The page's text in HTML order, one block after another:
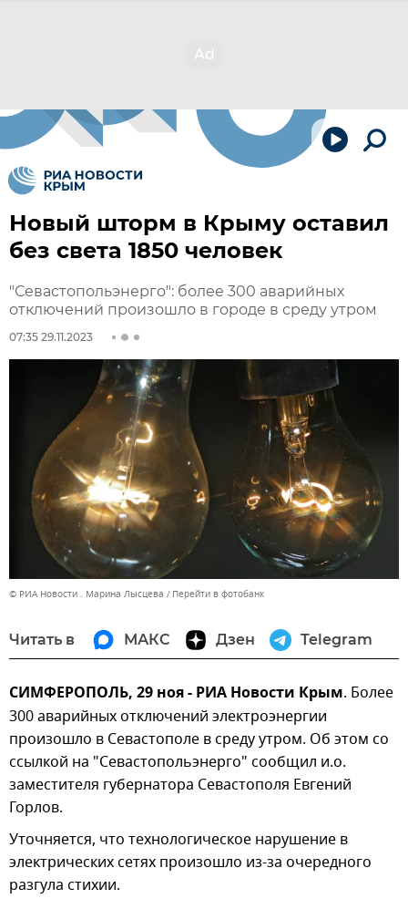
Новый шторм в Крыму оставил
без света 1850 человек
"Севастопольэнерго": более 300 аварийных
отключений произошло в городе в среду утром
07:35 29.11.2023
© РИА Новости . Марина Лысцева Перейти в фотобанк
Читать в МАКС Дзен Telegram
СИМФЕРОПОЛЬ, 29 ноя - РИА Новости Крым. Более
300 аварийных отключений электроэнергии
произошло в Севастополе в среду утром. Об этом со
ссылкой на "Севастопольэнерго" сообщил и.о.
заместителя губернатора Севастополя Евгений
Горлов.
Уточняется, что технологическое нарушение в
электрических сетях произошло из-за очередного
разгула стихии.